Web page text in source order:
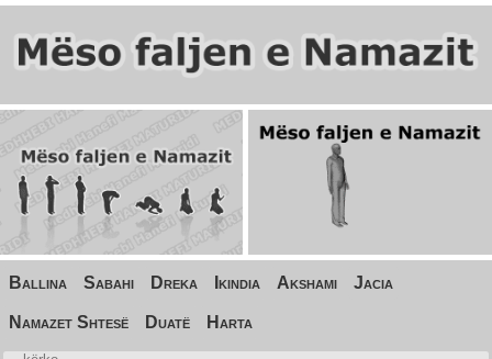
Ballina Sabahi Dreka Ikindia Akshami Jacia
Namazet Shtesë Duatë Harta